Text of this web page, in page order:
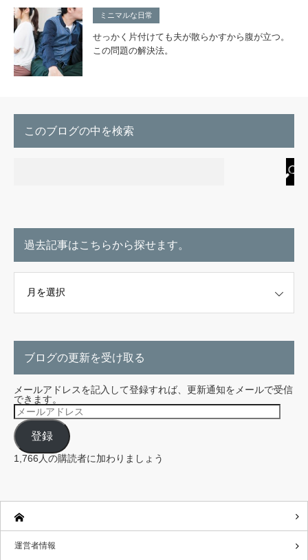
ミニマルな日常
せっかく片付けても夫が散らかすから腹が立つ。
この問題の解決法。
このブログの中を検索
過去記事はこちらから探せます。
ブログの更新を受け取る
メールアドレスを記入して登録すれば、更新通知をメールで受信
できます。
メ
ー
ル
ア
ド
レ
ス
登録
1,766人の購読者に加わりましょう
運営者情報